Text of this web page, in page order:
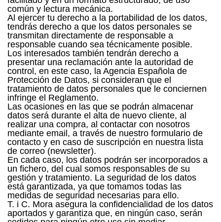
común y lectura mecánica.
Al ejercer tu derecho a la portabilidad de los datos,
tendrás derecho a que los datos personales se
transmitan directamente de responsable a
responsable cuando sea técnicamente posible.
Los interesados también tendrán derecho a
presentar una reclamación ante la autoridad de
control, en este caso, la Agencia Española de
Protección de Datos, si consideran que el
tratamiento de datos personales que le conciernen
infringe el Reglamento.
Las ocasiones en las que se podrán almacenar
datos será durante el alta de nuevo cliente, al
realizar una compra, al contactar con nosotros
mediante email, a través de nuestro formulario de
contacto y en caso de suscripción en nuestra lista
de correo (newsletter).
En cada caso, los datos podrán ser incorporados a
un fichero, del cual somos responsables de su
gestión y tratamiento. La seguridad de los datos
está garantizada, ya que tomamos todas las
medidas de seguridad necesarias para ello.
T. i C. Mora asegura la confidencialidad de los datos
aportados y garantiza que, en ningún caso, serán